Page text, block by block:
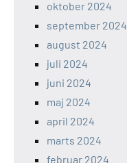
oktober 2024
september 2024
august 2024
juli 2024
juni 2024
maj 2024
april 2024
marts 2024
februar 2024